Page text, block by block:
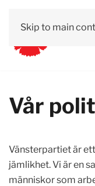
Skip to main
Vår
Vänsterpartiet är
jämlikhet. Vi är en
människor som